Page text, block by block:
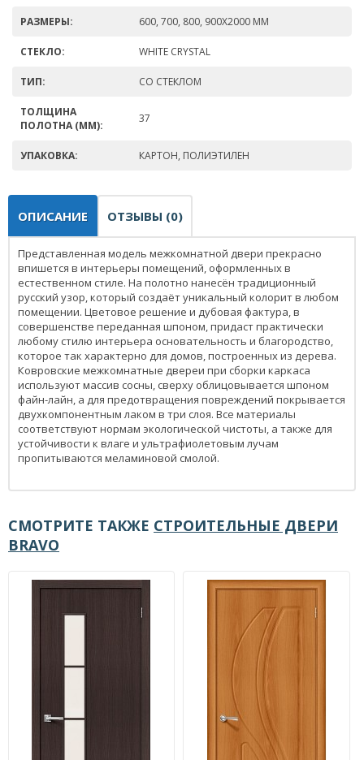
РАЗМЕРЫ: 600, 700, 800, 900Х2000 ММ
СТЕКЛО: WHITE СRYSTAL
ТИП: СО СТЕКЛОМ
ТОЛЩИНА
ПОЛОТНА (ММ):
37
УПАКОВКА: КАРТОН, ПОЛИЭТИЛЕН
ОПИСАНИЕ ОТЗЫВЫ (0)
Представленная модель межкомнатной двери прекрасно
впишется в интерьеры помещений, оформленных в
естественном стиле. На полотно нанесён традиционный
русский узор, который создаёт уникальный колорит в любом
помещении. Цветовое решение и дубовая фактура, в
совершенстве переданная шпоном, придаст практически
любому стилю интерьера основательность и благородство,
которое так характерно для домов, построенных из дерева.
Ковровские межкомнатные двереи при сборки каркаса
используют массив сосны, сверху облицовывается шпоном
файн-лайн, а для предотвращения повреждений покрывается
двухкомпонентным лаком в три слоя. Все материалы
соответствуют нормам экологической чистоты, а также для
устойчивости к влаге и ультрафиолетовым лучам
пропитываются меламиновой смолой.
СМОТРИТЕ ТАКЖЕ СТРОИТЕЛЬНЫЕ ДВЕРИ
BRAVO